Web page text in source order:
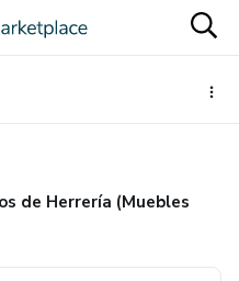
de Herrería (Muebles